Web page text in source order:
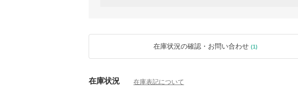
●在庫のお問い合わせ
買付済の商品のみを販売しており手元に在庫がございます。
ご注文確定後にお客様用の在庫確保を行いますので、在庫確認のお問合せ
となる場合がございます事ご了承下さい。
在庫状況の確認・お問い合わせ (1)
在庫状況 在庫表記について